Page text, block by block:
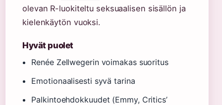
olevan R-luokiteltu seksuaalisen sisällön ja
kielenkäytön vuoksi.
Hyvät puolet
Renée Zellwegerin voimakas suoritus
Emotionaalisesti syvä tarina
Palkintoehdokkuudet (Emmy, Critics’